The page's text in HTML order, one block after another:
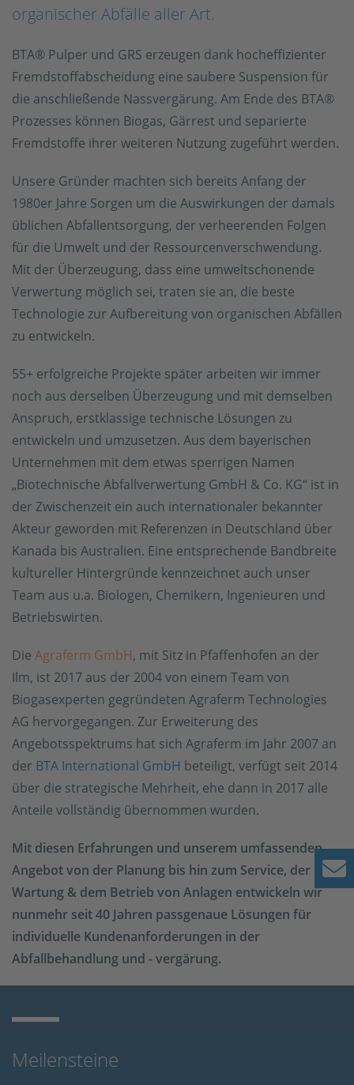
organischer Abfälle aller Art.
BTA® Pulper und GRS erzeugen dank hocheffizienter
Fremdstoffabscheidung eine saubere Suspension für
die anschließende Nassvergärung. Am Ende des BTA®
Prozesses können Biogas, Gärrest und separierte
Fremdstoffe ihrer weiteren Nutzung zugeführt werden.
Unsere Gründer machten sich bereits Anfang der
1980er Jahre Sorgen um die Auswirkungen der damals
üblichen Abfallentsorgung, der verheerenden Folgen
für die Umwelt und der Ressourcenverschwendung.
Mit der Überzeugung, dass eine umweltschonende
Verwertung möglich sei, traten sie an, die beste
Technologie zur Aufbereitung von organischen Abfällen
zu entwickeln.
55+ erfolgreiche Projekte später arbeiten wir immer
noch aus derselben Überzeugung und mit demselben
Anspruch, erstklassige technische Lösungen zu
entwickeln und umzusetzen. Aus dem bayerischen
Unternehmen mit dem etwas sperrigen Namen
„Biotechnische Abfallverwertung GmbH & Co. KG“ ist in
der Zwischenzeit ein auch internationaler bekannter
Akteur geworden mit Referenzen in Deutschland über
Kanada bis Australien. Eine entsprechende Bandbreite
kultureller Hintergründe kennzeichnet auch unser
Team aus u.a. Biologen, Chemikern, Ingenieuren und
Betriebswirten.
Die Agraferm GmbH, mit Sitz in Pfaffenhofen an der
Ilm, ist 2017 aus der 2004 von einem Team von
Biogasexperten gegründeten Agraferm Technologies
AG hervorgegangen. Zur Erweiterung des
Angebotsspektrums hat sich Agraferm im Jahr 2007 an
der BTA International GmbH beteiligt, verfügt seit 2014
über die strategische Mehrheit, ehe dann in 2017 alle
Anteile vollständig übernommen wurden.
Mit diesen Erfahrungen und unserem umfassenden
Angebot von der Planung bis hin zum Service, der
Wartung & dem Betrieb von Anlagen entwickeln wir
nunmehr seit 40 Jahren passgenaue Lösungen für
individuelle Kundenanforderungen in der
Abfallbehandlung und - vergärung.
Meilensteine